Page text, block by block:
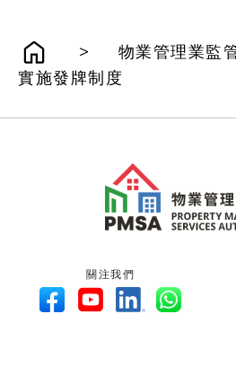
>
物業管理業監
實施發牌制度
關注我們